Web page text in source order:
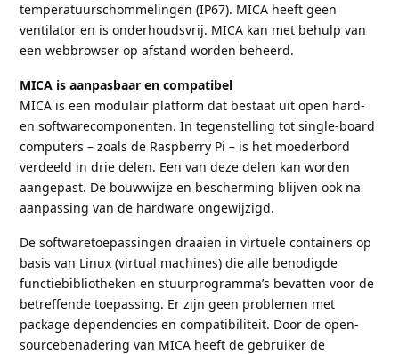
temperatuurschommelingen (IP67). MICA heeft geen
ventilator en is onderhoudsvrij. MICA kan met behulp van
een webbrowser op afstand worden beheerd.
MICA is aanpasbaar en compatibel
MICA is een modulair platform dat bestaat uit open hard-
en softwarecomponenten. In tegenstelling tot single-board
computers – zoals de Raspberry Pi – is het moederbord
verdeeld in drie delen. Een van deze delen kan worden
aangepast. De bouwwijze en bescherming blijven ook na
aanpassing van de hardware ongewijzigd.
De softwaretoepassingen draaien in virtuele containers op
basis van Linux (virtual machines) die alle benodigde
functiebibliotheken en stuurprogramma’s bevatten voor de
betreffende toepassing. Er zijn geen problemen met
package dependencies en compatibiliteit. Door de open-
sourcebenadering van MICA heeft de gebruiker de